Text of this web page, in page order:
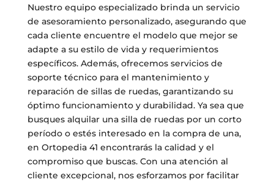
Nuestro equipo especializado brinda un servicio
de asesoramiento personalizado, asegurando que
cada cliente encuentre el modelo que mejor se
adapte a su estilo de vida y requerimientos
específicos. Además, ofrecemos servicios de
soporte técnico para el mantenimiento y
reparación de sillas de ruedas, garantizando su
óptimo funcionamiento y durabilidad. Ya sea que
busques alquilar una silla de ruedas por un corto
período o estés interesado en la compra de una,
en Ortopedia 41 encontrarás la calidad y el
compromiso que buscas. Con una atención al
cliente excepcional, nos esforzamos por facilitar